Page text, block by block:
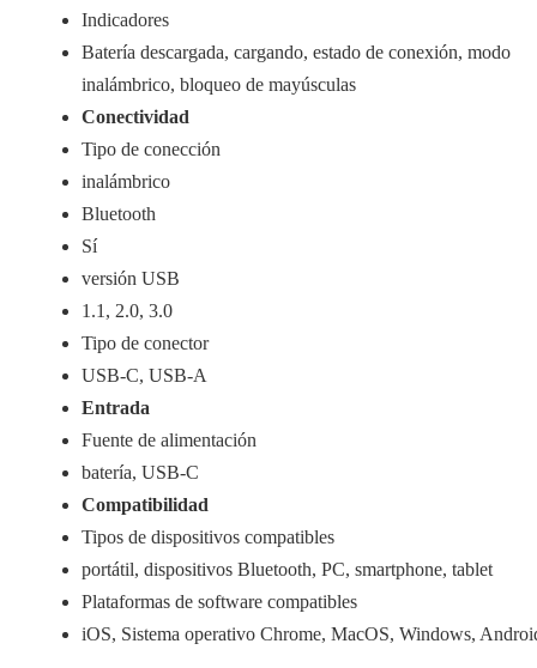
Indicadores
Batería descargada, cargando, estado de conexión, modo
inalámbrico, bloqueo de mayúsculas
Conectividad
Tipo de conección
inalámbrico
Bluetooth
Sí
versión USB
1.1, 2.0, 3.0
Tipo de conector
USB-C, USB-A
Entrada
Fuente de alimentación
batería, USB-C
Compatibilidad
Tipos de dispositivos compatibles
portátil, dispositivos Bluetooth, PC, smartphone, tablet
Plataformas de software compatibles
iOS, Sistema operativo Chrome, MacOS, Windows,